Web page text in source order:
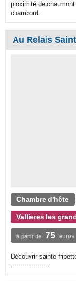
proximité de
chambord.
Au Relais
Chambre d'hôte
Vallieres les
à partir de 75 euros
Découvrir sainte